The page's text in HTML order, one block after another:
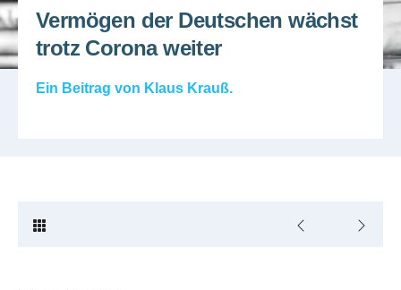
Vermögen der Deutschen wächst
trotz Corona weiter
Ein Beitrag von Klaus Krauß.